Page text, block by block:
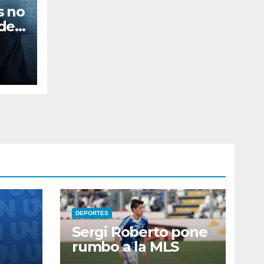
no
DEPORTES
Sergi Roberto pone
rumbo a la MLS